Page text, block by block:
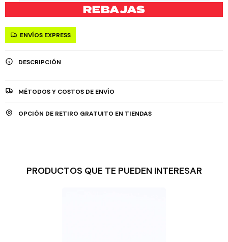
ENVÍOS EXPRESS
DESCRIPCIÓN
MÉTODOS Y COSTOS DE ENVÍO
OPCIÓN DE RETIRO GRATUITO EN TIENDAS
PRODUCTOS QUE TE PUEDEN INTERESAR